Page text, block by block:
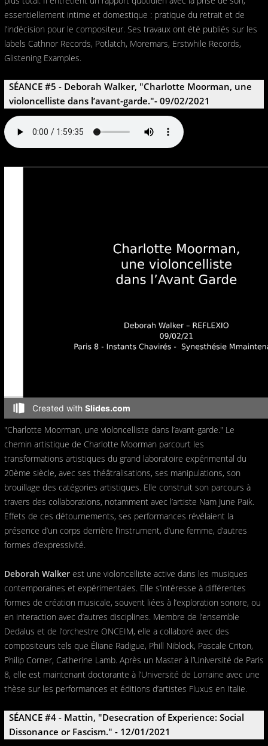
essentiellement intime et domestique : pratique du retrait et de
l’indécision pour le compositeur. Ses travaux ont été publiés sur les
labels Cathnor Records, Potlatch, Moremars, Erstwhile Records,
Glistening Examples.
SÉANCE #5 - Deborah Walker, "Charlotte Moorman, une
violoncelliste dans l’avant-garde."- 09/02/2021
"Charlotte Moorman, une violoncelliste dans l’avant-garde." Le
chemin artistique de Charlotte Moorman parcourt les
transformations artistiques du grand laboratoire expérimental du
20ème siècle, avec ses théâtralisations, ses manipulations, son
brouillage des catégories artistiques. Elle construit son parcours à
travers des collaborations, notamment avec l’artiste Nam June Paik.
Effets de ces détournements, ses performances révélaient la
présence d’un corps derrière l’instrument, d’une femme, d’autres
formes d’expressivité.
Deborah Walker est une violoncelliste active dans les musiques
contemporaines et expérimentales. Elle s’intéresse à différentes
formes de création musicale, souvent liées à l’exploration sonore, ou
en interaction avec d’autres disciplines. Membre de l’ensemble
Dedalus et de l’orchestre ONCEIM, elle a collaboré avec des
compositeurs tels que Éliane Radigue, Phill Niblock, Pascale Criton,
Philip Corner, Catherine Lamb. Après un Master à l’Université de Paris
8, elle est maintenant doctorante à l’Université de Lorraine avec une
thèse sur les performances et éditions d’artistes Fluxus en Italie.
SÉANCE #4 - Mattin, "Desecration of Experience: Social
Dissonance or Fascism." - 12/01/2021